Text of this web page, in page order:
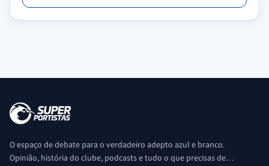
O espaço de debate para o verdadeiro adepto azul e branco.
Opinião, história do clube, podcasts e tudo o que precisas de